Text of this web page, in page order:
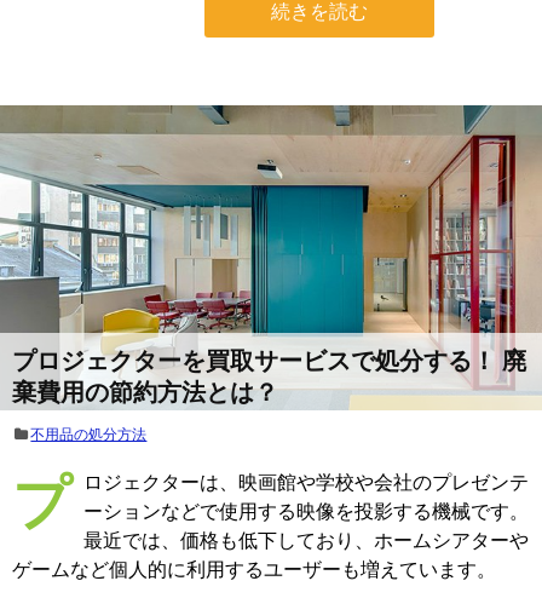
続きを読む
プロジェクターを買取サービスで処分する！ 廃
棄費用の節約方法とは？
不用品の処分方法
プロジェクターは、映画館や学校や会社のプレゼンテ
ーションなどで使用する映像を投影する機械です。
最近では、価格も低下しており、ホームシアターや
ゲームなど個人的に利用するユーザーも増えています。